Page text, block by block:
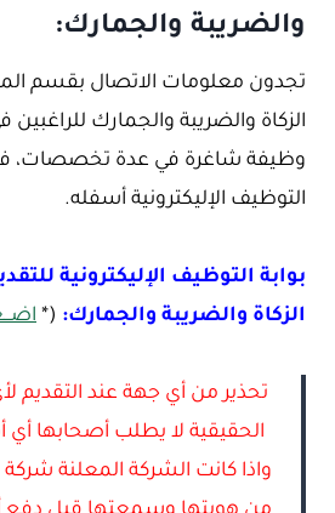
والضريبة والجمارك:
تجدون معلومات الاتصال بقسم
وظيفة شاغرة في عدة تخصصات،
التوظيف الإليكترونية أسفله.
بوابة التوظيف الإليكترونية
الزكاة والضريبة والجمارك: (*
تحذير من أي جهة عند التقديم
الحقيقية لا يطلب أصحابها أي
واذا كانت الشركة المعلنة شركة